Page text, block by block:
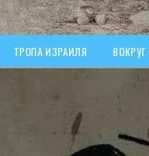
ТРОПА ИЗРАИЛЯ ВОКРУГ